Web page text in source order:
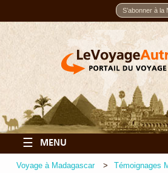
☰ MENU
Voyage à Madagascar
Témoignages